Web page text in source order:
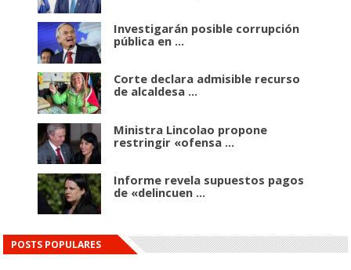
Investigarán posible corrupción
pública en ...
Corte declara admisible recurso
de alcaldesa ...
Ministra Lincolao propone
restringir «ofensa ...
Informe revela supuestos pagos
de «delincuen ...
POSTS POPULARES